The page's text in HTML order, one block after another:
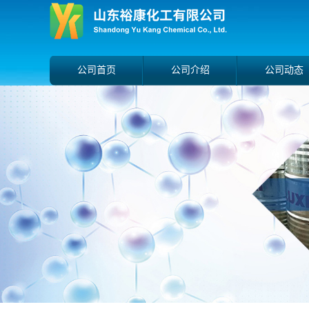
公司首页 公司介绍 公司动态